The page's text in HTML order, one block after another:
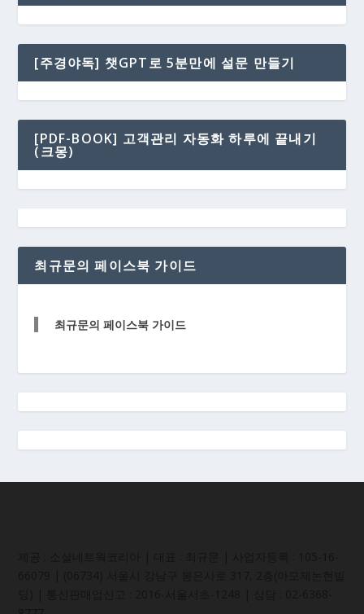
[주경야독] 챗GPT로 5분만에 설문 만들기
[PDF-BOOK] 고객관리 자동화 하루에 끝내기
(크몽)
최규문의 페이스북 가이드
최규문의 페이스북 가이드